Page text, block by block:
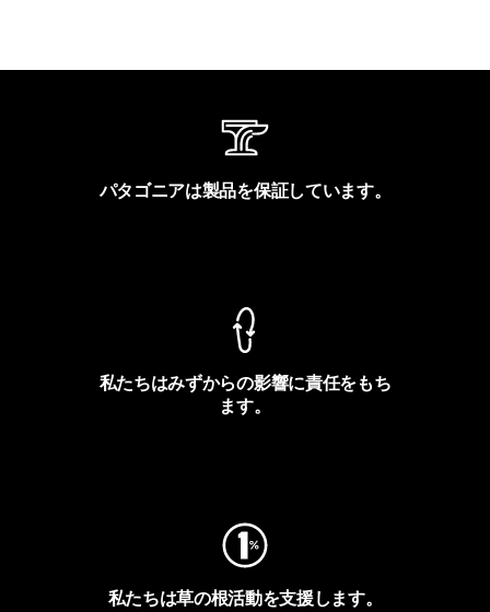
パタゴニアは製品を保証しています。
私たちはみずからの影響に責任をもち
ます。
私たちは草の根活動を支援します。